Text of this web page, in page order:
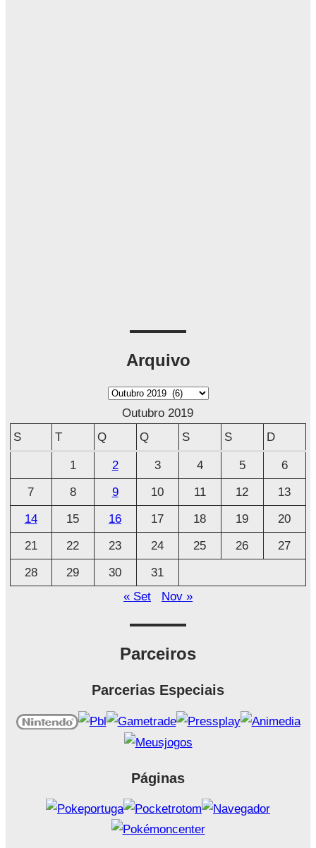
Arquivo
A
v
o
Outubro 2019
S
T Q Q S S D
1 2 3 4 5
6
7
8 9 10 11 12
13
14
15 16 17 18 19
20
21
22 23 24 25 26
27
28
29 30
31
« Set
Nov »
Parceiros
Parcerias Especiais
Páginas